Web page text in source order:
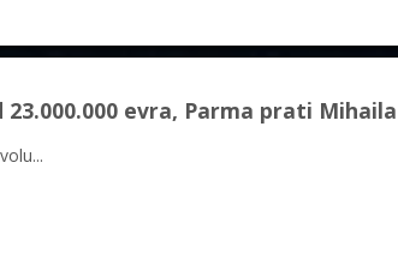
23.000.000 evra, Parma prati